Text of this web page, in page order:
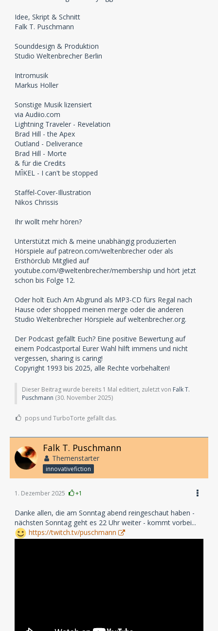
Idee, Skript & Schnitt
Falk T. Puschmann
Sounddesign & Produktion
Studio Weltenbrecher Berlin
Intromusik
Markus Holler
Sonstige Musik lizensiert
via Audiio.com
Lightning Traveler - Revelation
Brad Hill - the Apex
Outland - Deliverance
Brad Hill - Morte
& für die Credits
MĪKEL - I can't be stopped
Staffel-Cover-Illustration
Nikos Chrissis
Ihr wollt mehr hören?
Unterstützt mich & meine unabhängig produzierten
Hörspiele auf patreon.com/weltenbrecher oder als
Ersthörclub Mitglied auf
youtube.com/@weltenbrecher/membership und hört jetzt
schon bis Folge 12.
Oder holt Euch Am Abgrund als MP3-CD fürs Regal nach
Hause oder shopped meinen merge oder die anderen
Studio Weltenbrecher Hörspiele auf weltenbrecher.org.
Der Podcast gefällt Euch? Eine positive Bewertung auf
einem Podcastportal Eurer Wahl hilft immens und nicht
vergessen, sharing is caring!
Copyright 1993 bis 2025, alle Rechte vorbehalten!
Dieser Beitrag wurde bereits 1 Mal editiert, zuletzt von Falk T.
Puschmann (30. November 2025)
pops und TurboTorte gefällt das.
Falk T. Puschmann
Themenstarter
innovativefiction
1. Dezember 2025 +1
Danke allen, die am Sonntag abend reingeschaut haben -
nächsten Sonntag geht es 22 Uhr weiter - kommt vorbei...
https://twitch.tv/puschmann